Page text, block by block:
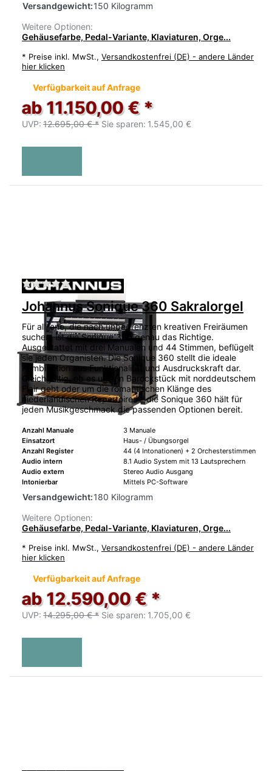
Versandgewicht:150 Kilogramm
Weitere Optionen:
Gehäusefarbe, Pedal-Variante, Klaviaturen, Orge...
* Preise inkl. MwSt., Versandkostenfrei (DE) - andere Länder
hier klicken
Verfügbarkeit auf Anfrage
ab 11.150,00 € *
UVP: 12.695,00 € * Sie sparen: 1.545,00 €
Zu diesem Produkt liegen noch keine
Johannus Sonique 360 Sakralorgel
Für all jene, die nach unbegrenzten kreativen Freiräumen
suchen, ist die Sonique 360 genau das Richtige.
Ausgestattet mit drei Manualen und 44 Stimmen, beflügelt
sie jeden Organisten. Die Sonique 360 stellt die ideale
Kombination aus Funktionalität und Ausdruckskraft dar.
Gleichgültig, ob es um ein Barockstück mit norddeutschem
Flair geht oder um die romantischen Klänge des
niederländischen Repertoires – die Sonique 360 hält für
jeden Musikgeschmack die passenden Optionen bereit.
Anzahl Manuale
3 Manuale
Einsatzort
Haus- / Übungsorgel
Anzahl Register
44 (4 Intonationen) + 2 Orchesterstimmen
Audio intern
8.1 Audio System mit 13 Lautsprechern
Audio extern
Stereo Audio Ausgang
Intonierbar
Mittels PC-Software
Versandgewicht:180 Kilogramm
Weitere Optionen:
Gehäusefarbe, Pedal-Variante, Klaviaturen, Orge...
* Preise inkl. MwSt., Versandkostenfrei (DE) - andere Länder
hier klicken
Verfügbarkeit auf Anfrage
ab 12.590,00 € *
UVP: 14.295,00 € * Sie sparen: 1.705,00 €